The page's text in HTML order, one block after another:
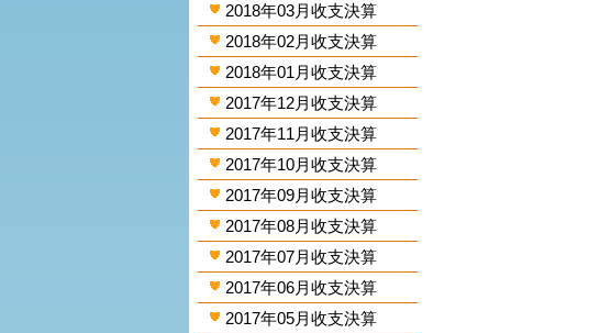
2018年03月收支決算
2018年02月收支決算
2018年01月收支決算
2017年12月收支決算
2017年11月收支決算
2017年10月收支決算
2017年09月收支決算
2017年08月收支決算
2017年07月收支決算
2017年06月收支決算
2017年05月收支決算